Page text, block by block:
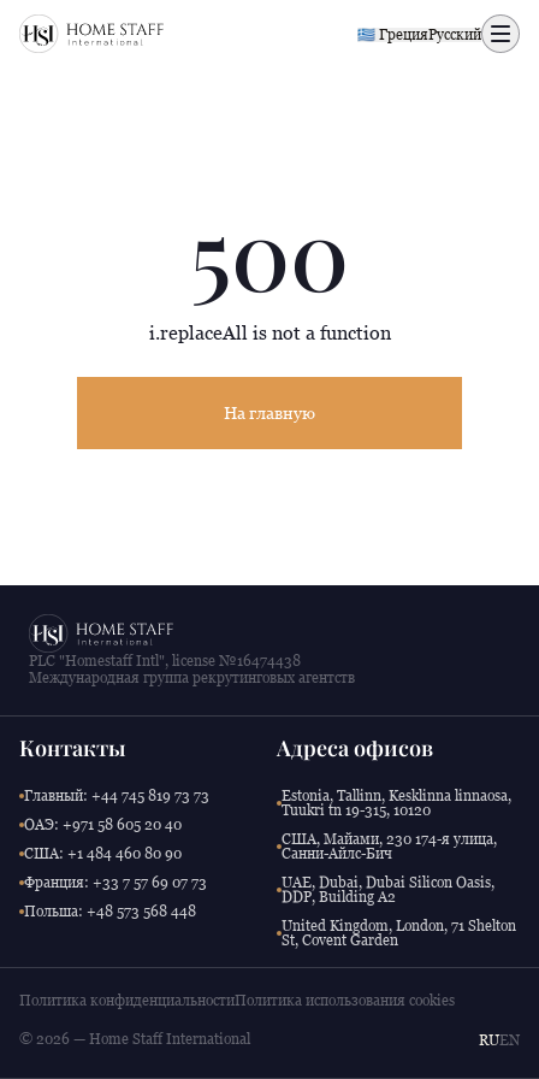
500 page
🇬🇷 ГрецияРусский
500
i.replaceAll is not a function
На главную
PLC "Homestaff Intl", license №16474438
Международная группа рекрутинговых агентств
Контакты
Главный: +44 745 819 73 73
ОАЭ: +971 58 605 20 40
США: +1 484 460 80 90
Франция: +33 7 57 69 07 73
Польша: +48 573 568 448
Адреса офисов
Estonia, Tallinn, Kesklinna linnaosa,
Tuukri tn 19-315, 10120
США, Майами, 230 174-я улица,
Санни-Айлс-Бич
UAE, Dubai, Dubai Silicon Oasis,
DDP, Building A2
United Kingdom, London, 71 Shelton
St, Covent Garden
Политика конфиденциальностиПолитика использования cookies
© 2026 — Home Staff International RUEN